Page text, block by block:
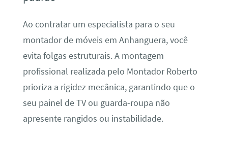
Ao contratar um especialista para o seu
montador de móveis em Anhanguera, você
evita folgas estruturais. A montagem
profissional realizada pelo Montador Roberto
prioriza a rigidez mecânica, garantindo que o
seu painel de TV ou guarda-roupa não
apresente rangidos ou instabilidade.